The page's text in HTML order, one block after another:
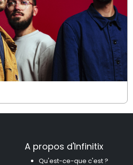
A propos d'Infinitix
Qu'est-ce-que c'est ?